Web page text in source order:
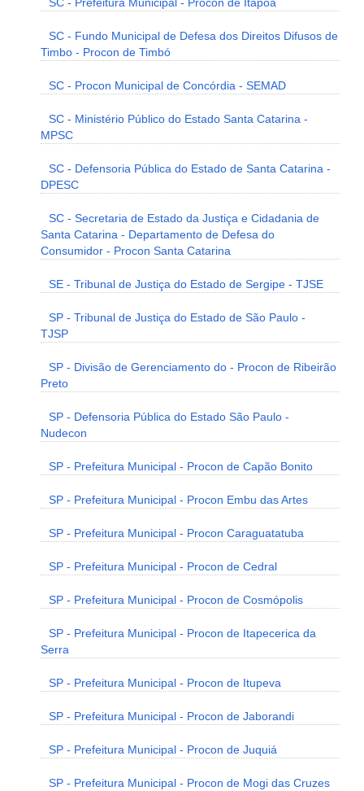
SC - Prefeitura Municipal - Procon de Itapoá
SC - Fundo Municipal de Defesa dos Direitos Difusos de
Timbo - Procon de Timbó
SC - Procon Municipal de Concórdia - SEMAD
SC - Ministério Público do Estado Santa Catarina -
MPSC
SC - Defensoria Pública do Estado de Santa Catarina -
DPESC
SC - Secretaria de Estado da Justiça e Cidadania de
Santa Catarina - Departamento de Defesa do
Consumidor - Procon Santa Catarina
SE - Tribunal de Justiça do Estado de Sergipe - TJSE
SP - Tribunal de Justiça do Estado de São Paulo -
TJSP
SP - Divisão de Gerenciamento do - Procon de Ribeirão
Preto
SP - Defensoria Pública do Estado São Paulo -
Nudecon
SP - Prefeitura Municipal - Procon de Capão Bonito
SP - Prefeitura Municipal - Procon Embu das Artes
SP - Prefeitura Municipal - Procon Caraguatatuba
SP - Prefeitura Municipal - Procon de Cedral
SP - Prefeitura Municipal - Procon de Cosmópolis
SP - Prefeitura Municipal - Procon de Itapecerica da
Serra
SP - Prefeitura Municipal - Procon de Itupeva
SP - Prefeitura Municipal - Procon de Jaborandi
SP - Prefeitura Municipal - Procon de Juquiá
SP - Prefeitura Municipal - Procon de Mogi das Cruzes